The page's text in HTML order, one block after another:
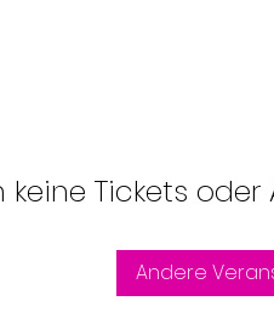
keine Tickets
Andere